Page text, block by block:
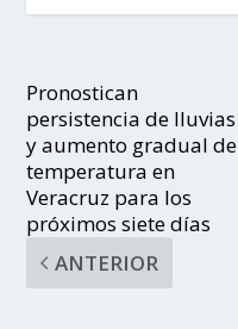
Pronostican
persistencia de lluvias
y aumento gradual de
temperatura en
Veracruz para los
próximos siete días
ANTERIOR